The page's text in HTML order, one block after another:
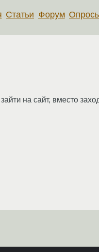
Статьи Форум
на сайт, вместо